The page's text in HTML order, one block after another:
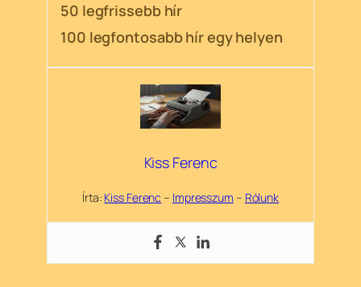
50 legfrissebb hír
100 legfontosabb hír egy helyen
Kiss Ferenc
Írta: Kiss Ferenc – Impresszum – Rólunk